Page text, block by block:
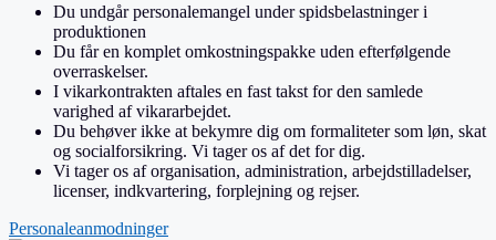
Du undgår personalemangel under spidsbelastninger i
produktionen
Du får en komplet omkostningspakke uden efterfølgende
overraskelser.
I vikarkontrakten aftales en fast takst for den samlede
varighed af vikararbejdet.
Du behøver ikke at bekymre dig om formaliteter som løn, skat
og socialforsikring. Vi tager os af det for dig.
Vi tager os af organisation, administration, arbejdstilladelser,
licenser, indkvartering, forplejning og rejser.
Personaleanmodninger